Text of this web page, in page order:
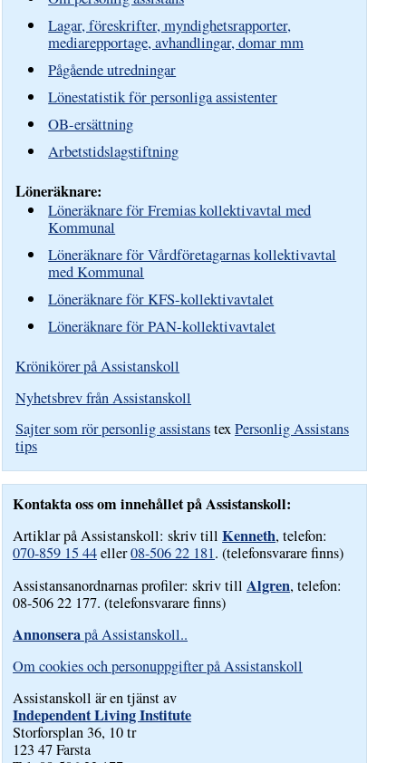
Lagar, föreskrifter, myndighetsrapporter,
mediarepportage, avhandlingar, domar mm
Pågående utredningar
Lönestatistik för personliga assistenter
OB-ersättning
Arbetstidslagstiftning
Löneräknare:
Löneräknare för Fremias kollektivavtal med
Kommunal
Löneräknare för Vårdföretagarnas kollektivavtal
med Kommunal
Löneräknare för KFS-kollektivavtalet
Löneräknare för PAN-kollektivavtalet
Krönikörer på Assistanskoll
Nyhetsbrev från Assistanskoll
Sajter som rör personlig assistanstexPersonlig Assistans
tips
Kontakta oss om innehållet på Assistanskoll:
Artiklar på Assistanskoll: skriv tillKenneth, telefon:
070-859 15 44eller08-506 22 181. (telefonsvarare finns)
Assistansanordnarnas profiler: skriv tillAlgren, telefon:
08-506 22 177. (telefonsvarare finns)
Annonserapå Assistanskoll..
Om cookies och personuppgifter på Assistanskoll
Assistanskoll är en tjänst av
Independent Living Institute
Storforsplan 36, 10 tr
123 47 Farsta